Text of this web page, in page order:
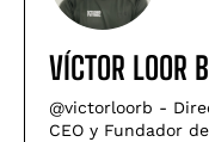
VÍCTOR LOOR
@victorloorb -
CEO y Fundador